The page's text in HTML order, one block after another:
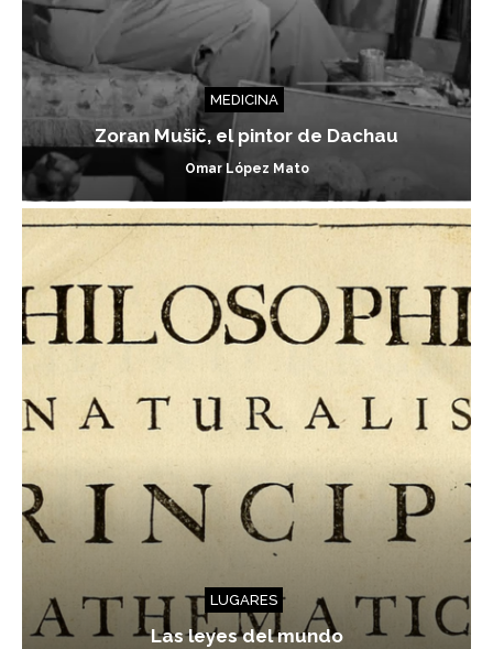
MEDICINA
Zoran Mušič, el pintor de Dachau
Omar López Mato
LUGARES
Las leyes del mundo